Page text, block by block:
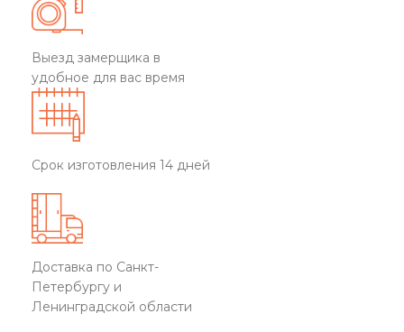
Выезд замерщика в
удобное для вас время
Срок изготовления 14 дней
Доставка по Санкт-
Петербургу и
Ленинградской области